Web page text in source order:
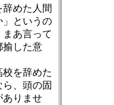
めた人間
」というの
あ言って
揄した意
校を辞めた
、頭の固
ありませ